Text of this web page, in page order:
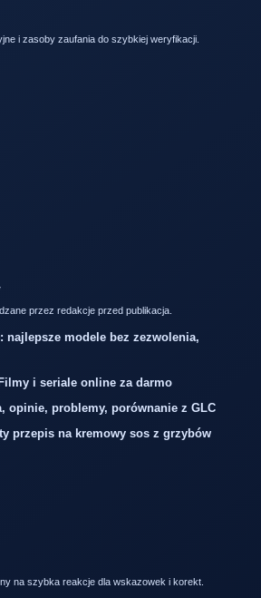
i zasoby zaufania do szybkiej weryfikacji.
przez redakcje przed publikacja.
najlepsze modele bez zezwolenia,
i seriale online za darmo
opinie, problemy, porównanie z GLC
przepis na kremowy sos z grzybów
na szybka reakcje dla wskazowek i korekt.